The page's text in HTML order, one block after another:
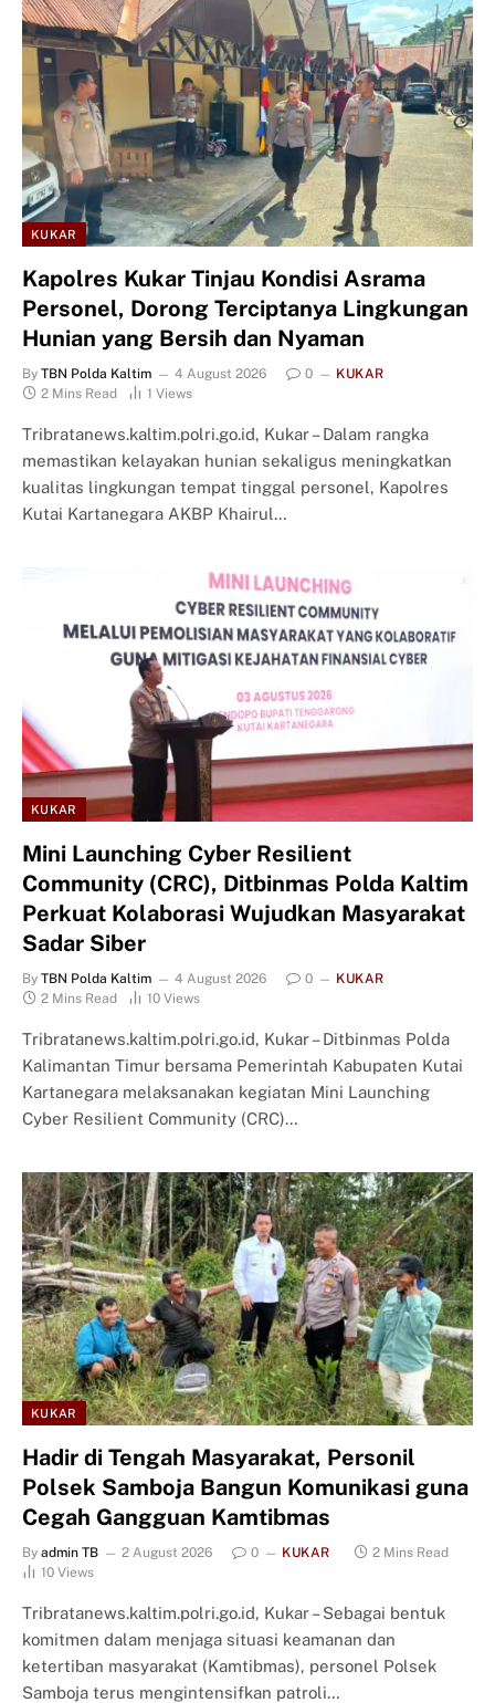
KUKAR
Kapolres Kukar Tinjau Kondisi Asrama
Personel, Dorong Terciptanya Lingkungan
Hunian yang Bersih dan Nyaman
By TBN Polda Kaltim 4 August 2026 0
KUKAR
2 Mins Read
1 Views
Tribratanews.kaltim.polri.go.id, Kukar – Dalam rangka
memastikan kelayakan hunian sekaligus meningkatkan
kualitas lingkungan tempat tinggal personel, Kapolres
Kutai Kartanegara AKBP Khairul…
KUKAR
Mini Launching Cyber Resilient
Community (CRC), Ditbinmas Polda Kaltim
Perkuat Kolaborasi Wujudkan Masyarakat
Sadar Siber
By TBN Polda Kaltim 4 August 2026 0
KUKAR
2 Mins Read
10 Views
Tribratanews.kaltim.polri.go.id, Kukar – Ditbinmas Polda
Kalimantan Timur bersama Pemerintah Kabupaten Kutai
Kartanegara melaksanakan kegiatan Mini Launching
Cyber Resilient Community (CRC)…
KUKAR
Hadir di Tengah Masyarakat, Personil
Polsek Samboja Bangun Komunikasi guna
Cegah Gangguan Kamtibmas
By admin TB 2 August 2026 0 KUKAR
2 Mins Read
10 Views
Tribratanews.kaltim.polri.go.id, Kukar – Sebagai bentuk
komitmen dalam menjaga situasi keamanan dan
ketertiban masyarakat (Kamtibmas), personel Polsek
Samboja terus mengintensifkan patroli…